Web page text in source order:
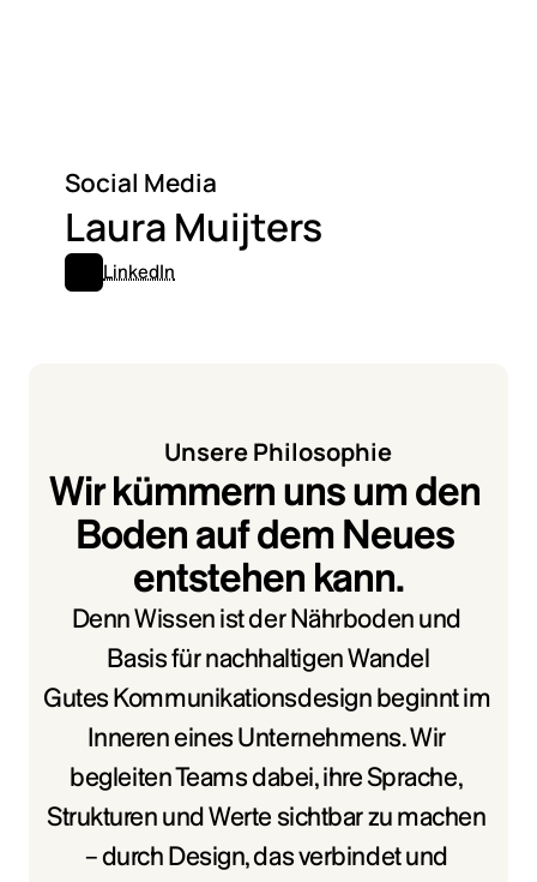
Social Media
Laura Muijters
LinkedIn
Unsere Philosophie
Wir kümmern uns um den
Boden auf dem Neues
entstehen kann.
Denn Wissen ist der Nährboden und
Basis für nachhaltigen Wandel
Gutes Kommunikationsdesign beginnt im
Inneren eines Unternehmens. Wir
begleiten Teams dabei, ihre Sprache,
Strukturen und Werte sichtbar zu machen
– durch Design, das verbindet und